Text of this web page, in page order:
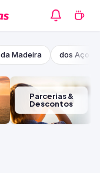
da Madeira dos
Parcerias &
Descontos